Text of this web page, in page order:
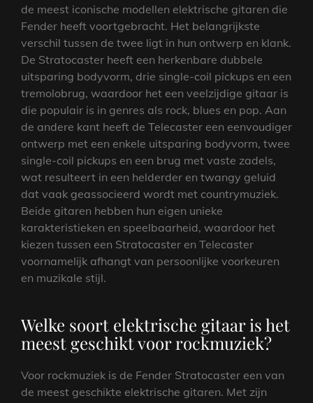
de meest iconische modellen elektrische gitaren die
Fender heeft voortgebracht. Het belangrijkste
verschil tussen de twee ligt in hun ontwerp en klank.
De Stratocaster heeft een herkenbare dubbele
uitsparing bodyvorm, drie single-coil pickups en een
tremolobrug, waardoor het een veelzijdige gitaar is
die populair is in genres als rock, blues en pop. Aan
de andere kant heeft de Telecaster een eenvoudiger
ontwerp met een enkele uitsparing bodyvorm, twee
single-coil pickups en een brug met vaste zadels,
wat resulteert in een helderder en twangy geluid
dat vaak geassocieerd wordt met countrymuziek.
Beide gitaren hebben hun eigen unieke
karakteristieken en speelbaarheid, waardoor het
kiezen tussen een Stratocaster en Telecaster
voornamelijk afhangt van persoonlijke voorkeuren
en muzikale stijl.
Welke soort elektrische gitaar is het
meest geschikt voor rockmuziek?
Voor rockmuziek is de Fender Stratocaster een van
de meest geschikte elektrische gitaren. Met zijn